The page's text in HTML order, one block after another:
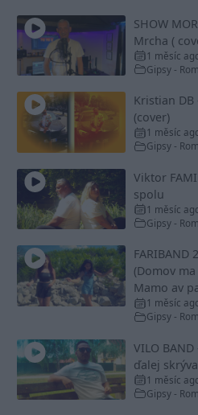
SHOW
Mrcha (
1 měsíc
Gipsy -
Kristian DB
(cover)
1 měsíc
Gipsy -
Viktor
spolu
1 měsíc
Gipsy -
FARIBAND
(Domov
Mamo av
1 měsíc
Gipsy -
VILO
ďalej
1 měsíc
Gipsy -